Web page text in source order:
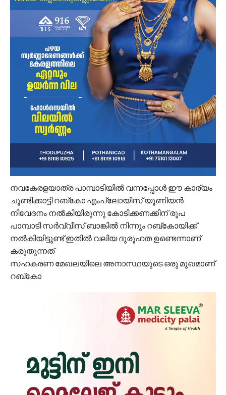
നവകേരളയാത്ര പാമ്പാടിയിൽ വന്നപ്പോൾ ഈ കാര്യം
ചൂണ്ടിക്കാട്ടി റബ്കോ എംപ്ലോയിസ് യൂണിയൻ
നിവേദനം നൽകിയിരുന്നു കോടിക്കണക്കിന് രൂപ
പാമ്പാടി സർവ്വീസ് ബാങ്കിൽ നിന്നും റബ്കോയിക്ക്
നൽകിയിട്ടുണ്ട് ഇതിൽ വലിയ ദുരൂഹത ഉണ്ടെന്നാണ്
കരുതുന്നത്
സഹകരണ മേഖലയിലെ അനാസ്ഥയുടെ ഒരു മുഖമാണ്
റബ്കോ